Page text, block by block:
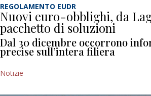
REGOLAMENTO EUDR
Nuovi euro-obblighi, da
pacchetto di soluzioni
Dal 30 dicembre occorrono
precise sull’intera filiera
Notizie